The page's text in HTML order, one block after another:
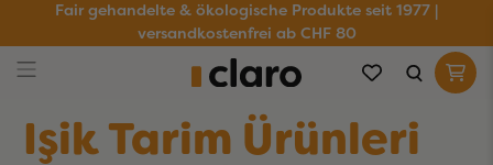
Fair gehandelte & ökologische Produkte seit 1977 |
versandkostenfrei ab CHF 80
Işik Tarim Ürünleri